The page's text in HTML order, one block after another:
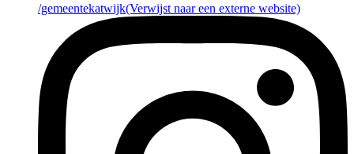
/gemeentekatwijk(Verwijst naar een externe website)